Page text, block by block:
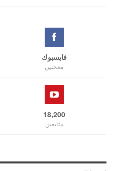
فايسبوك
معجبين
18,200
متابعين